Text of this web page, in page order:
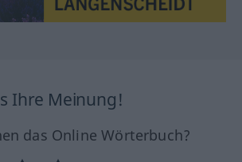
Ihre Meinung!
das Online Wörterbuch?